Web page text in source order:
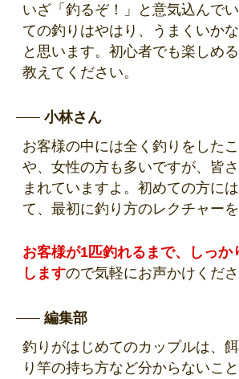
いざ「釣るぞ！」と意気込んで
ての釣りはやはり、うまくいか
と思います。初心者でも楽しめ
教えてください。
小林さん
お客様の中には全く釣りをした
や、女性の方も多いですが、皆
まれていますよ。初めての方に
て、最初に釣り方のレクチャーを
お客様が1匹釣れるまで、しっか
しますので気軽にお声かけくださ
編集部
釣りがはじめてのカップルは、
り竿の持ち方など分からないこ